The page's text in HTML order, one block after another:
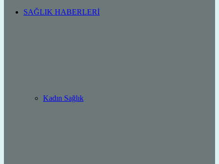
SAĞLIK HABERLERI
Kadın Sağlık